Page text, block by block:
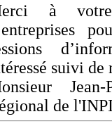
à
suivi de
de